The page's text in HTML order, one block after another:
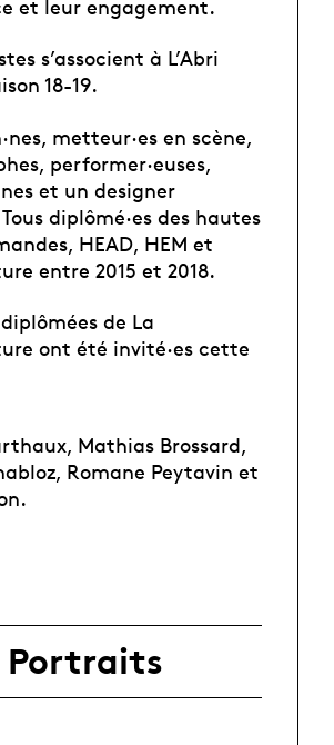
et leur engagement.
s’associent à L’Abri
18-19.
metteur·es en scène,
performer·euses,
et un designer
Tous diplômé·es des hautes
HEAD, HEM et
entre 2015 et 2018.
de La
ont été invité·es cette
Mathias Brossard,
Romane Peytavin et
Portraits